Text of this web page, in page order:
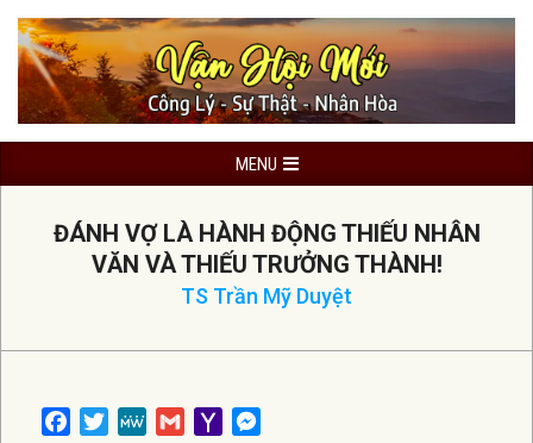
Skip
content
Navigation
MENU
ĐÁNH VỢ LÀ HÀNH ĐỘNG THIẾU NHÂN
VĂN VÀ THIẾU TRƯỞNG THÀNH!
TS Trần Mỹ Duyệt
Facebook
TwitterMeWeGmailYahoo